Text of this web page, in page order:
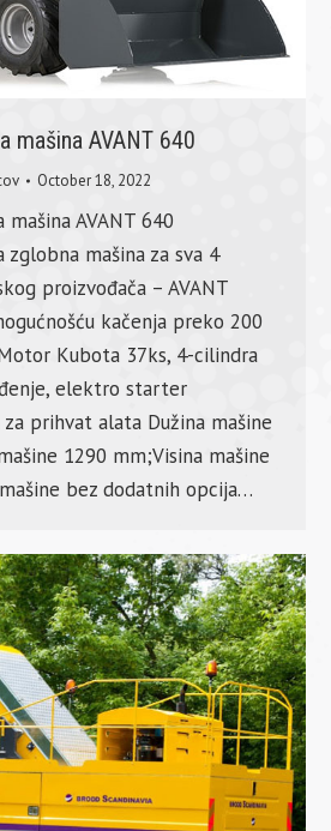
mašina AVANT 640
October 18, 2022
AVANT 640
mašina za sva 4
proizvođača – AVANT
kačenja preko 200
Kubota 37ks, 4-cilindra
elektro starter
prihvat alata Dužina mašine
1290 mm;Visina mašine
bez dodatnih opcija…